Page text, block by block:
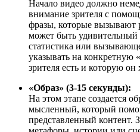
Начало видео должно
внимание зрителя с
фразы, которые вызывают
может быть
статистика или
указывать на конкретную
зрителя есть и которую
«Образ» (3-15 секунды):
На этом этапе создается
мысленный, который
представленный контент.